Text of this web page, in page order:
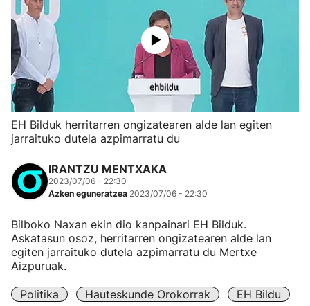
EH Bilduk herritarren ongizatearen alde lan egiten
jarraituko dutela azpimarratu du
IRANTZU MENTXAKA
2023/07/06 - 22:30
Azken eguneratzea 2023/07/06 - 22:30
Bilboko Naxan ekin dio kanpainari EH Bilduk.
Askatasun osoz, herritarren ongizatearen alde lan
egiten jarraituko dutela azpimarratu du Mertxe
Aizpuruak.
Politika Hauteskunde Orokorrak
EH Bildu